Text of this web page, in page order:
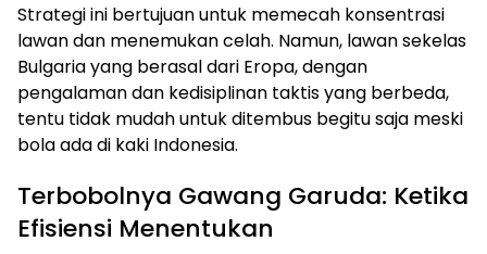
Strategi ini bertujuan untuk memecah konsentrasi
lawan dan menemukan celah. Namun, lawan sekelas
Bulgaria yang berasal dari Eropa, dengan
pengalaman dan kedisiplinan taktis yang berbeda,
tentu tidak mudah untuk ditembus begitu saja meski
bola ada di kaki Indonesia.
Terbobolnya Gawang Garuda: Ketika
Efisiensi Menentukan